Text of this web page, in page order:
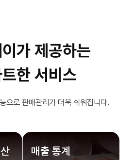
가 제공하는
한 서비스
으로 판매관리가 더욱 쉬워집니다.
매출 통계